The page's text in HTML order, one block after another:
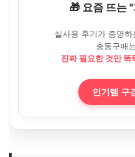
🎁 요즘 뜨는
실사용 후기가 증명
충동구매
진짜 필요한 것만 똑
인기템 구